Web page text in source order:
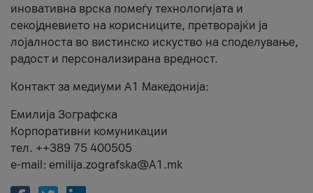
иновативна врска помеѓу технологијата и
секојдневието на корисниците, претворајќи ја
лојалноста во вистинско искуство на споделување,
радост и персонализирана вредност.
Контакт за медиуми А1 Македонија:
Емилија Зографска
Корпоративни комуникации
тел. ++389 75 400505
e-mail: emilija.zografska@A1.mk